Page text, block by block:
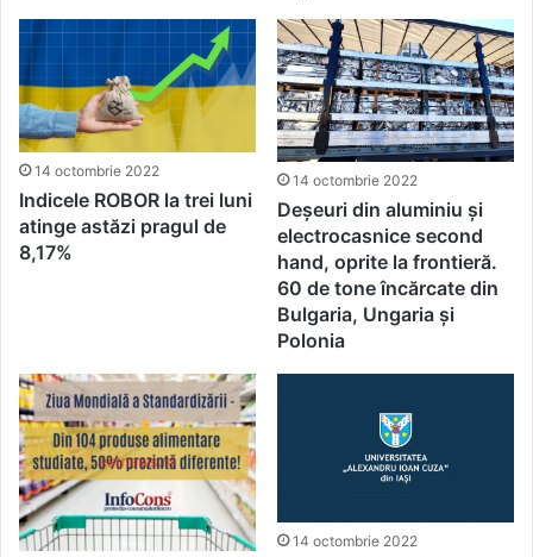
14 octombrie 2022
Indicele ROBOR la trei luni
atinge astăzi pragul de
8,17%
14 octombrie 2022
Deşeuri din aluminiu şi
electrocasnice second
hand, oprite la frontieră.
60 de tone încărcate din
Bulgaria, Ungaria şi
Polonia
14 octombrie 2022